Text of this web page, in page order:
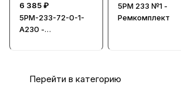
6 385 ₽
5РМ-233-72-0-1-
А230 -
электроуправлени
5РМ 233 №1 -
Ремкомплект
Перейти в категорию